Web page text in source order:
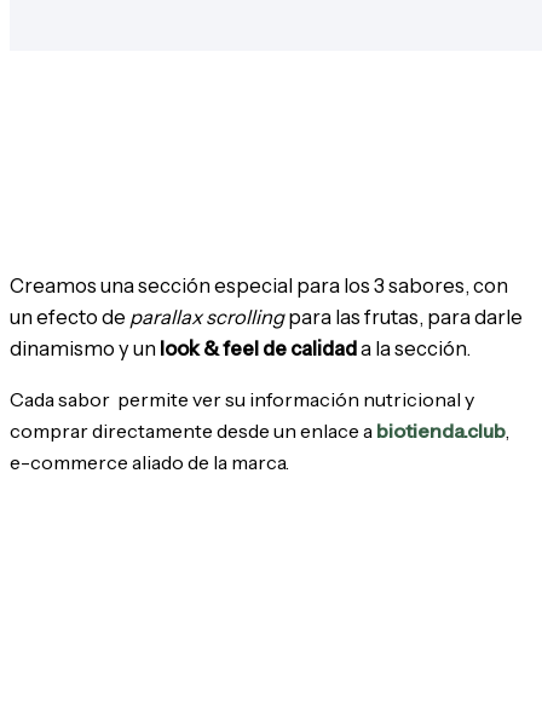
Creamos una sección especial para los 3 sabores, con
un efecto de parallax scrollingpara las frutas, para darle
dinamismo y un look & feel de calidada la sección.
Cada sabor permite ver su información nutricional y
comprar directamente desde un enlace a biotienda.club,
e-commerce aliado de la marca.